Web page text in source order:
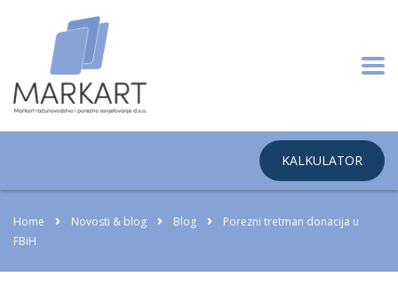
KALKULATOR
Home Novosti & blog Blog
Porezni tretman donacija u
FBiH